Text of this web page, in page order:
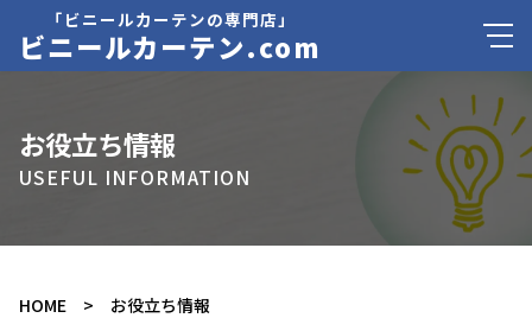
「ビニールカーテンの専門店」
ビニールカーテン.com
お役立ち情報
USEFUL INFORMATION
HOME > お役立ち情報